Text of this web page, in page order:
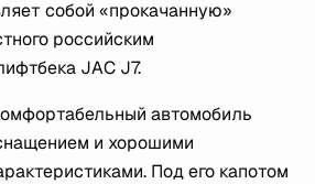
собой «прокачанную»
российским
JAC J7.
автомобиль
и хорошими
Под его капотом